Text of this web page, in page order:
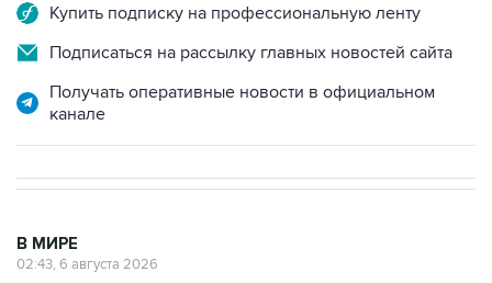
Купить подписку на профессиональную ленту
Подписаться на рассылку главных новостей сайта
Получать оперативные новости в официальном
канале
В МИРЕ
02:43, 6 августа 2026